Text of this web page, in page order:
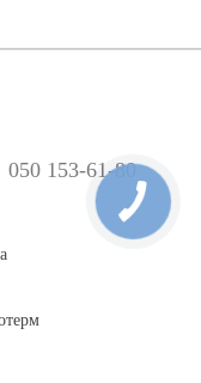
050 153-61-80